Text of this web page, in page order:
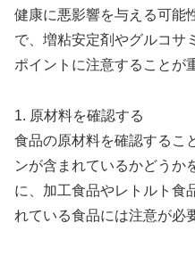
健康に悪影響を与える可能
で、増粘安定剤やグルコサ
ポイントに注意することが
1. 原材料を確認する
食品の原材料を確認するこ
ンが含まれているかどうか
に、加工食品やレトルト食
れている食品には注意が必